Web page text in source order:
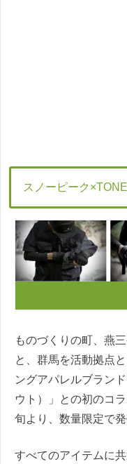
スノーピーク
ものづくりの町、燕
と、群馬を活動拠点
ングアパレルブラン
ウト）」との初のコ
旬より、数量限定で発
すべてのアイテムに